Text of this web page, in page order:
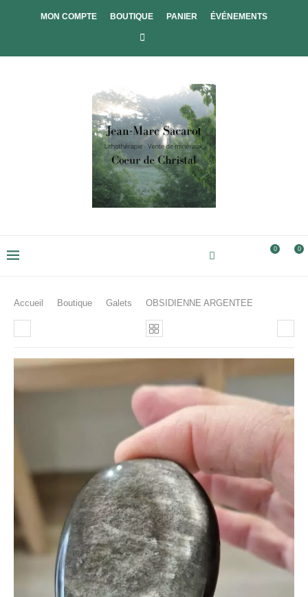
MON COMPTE BOUTIQUE PANIER ÉVÉNEMENTS
0 0
Accueil Boutique Galets OBSIDIENNE ARGENTEE